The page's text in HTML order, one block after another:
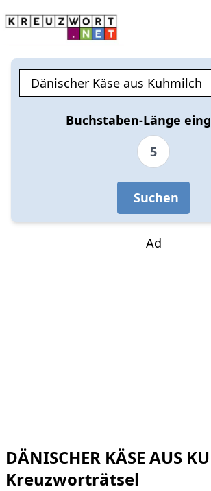
Buchstaben-Länge
5
Suchen
Ad
DÄNISCHER KÄSE AUS
Kreuzworträtsel